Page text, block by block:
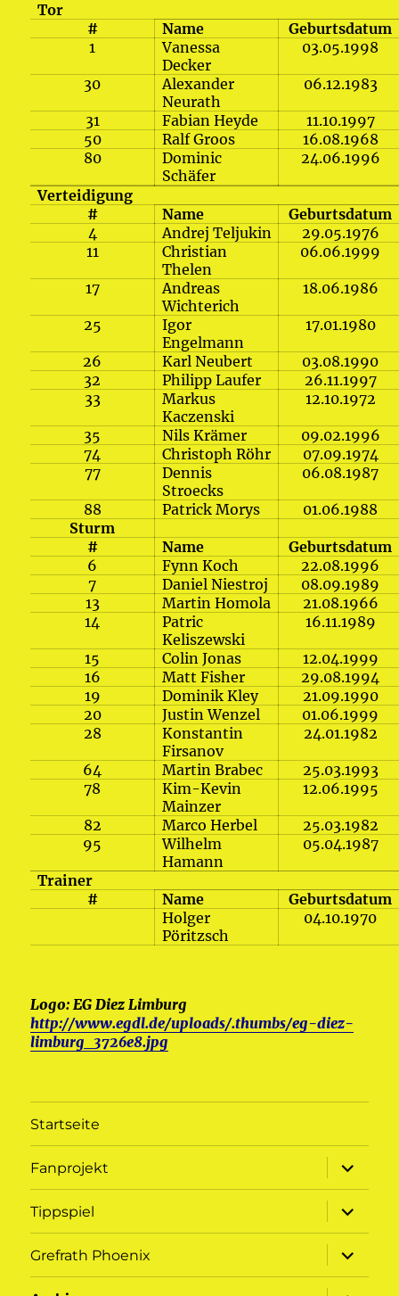
Tor
#
Name
Geburtsdatum
1
Vanessa
Decker
03.05.1998
30
Alexander
Neurath
06.12.1983
31 Fabian Heyde
11.10.1997
50
Ralf Groos
16.08.1968
80
Dominic
Schäfer
24.06.1996
Verteidigung
#
Name
Geburtsdatum
4
Andrej Teljukin
29.05.1976
11
Christian
Thelen
06.06.1999
17
Andreas
Wichterich
18.06.1986
25
Igor
Engelmann
17.01.1980
26 Karl Neubert
03.08.1990
32
Philipp Laufer
26.11.1997
33
Markus
Kaczenski
12.10.1972
35 Nils Krämer
09.02.1996
74
Christoph Röhr
07.09.1974
77
Dennis
Stroecks
06.08.1987
88 Patrick Morys
01.06.1988
Sturm
#
Name
Geburtsdatum
6
Fynn Koch
22.08.1996
7
Daniel Niestroj
08.09.1989
13
Martin Homola
21.08.1966
14
Patric
Keliszewski
16.11.1989
15 Colin Jonas
12.04.1999
16
Matt Fisher
29.08.1994
19
Dominik Kley
21.09.1990
20
Justin Wenzel
01.06.1999
28
Konstantin
Firsanov
24.01.1982
64 Martin Brabec
25.03.1993
78
Kim-Kevin
Mainzer
12.06.1995
82 Marco Herbel
25.03.1982
95
Wilhelm
Hamann
05.04.1987
Trainer
#
Name
Geburtsdatum
Holger
Pöritzsch
04.10.1970
Logo: EG Diez Limburg
http://www.egdl.de/uploads/.thumbs/eg-diez-
limburg_3726e8.jpg
Startseite
Fanprojekt
öffnen
Tippspiel
öffnen
Grefrath Phoenix
öffnen